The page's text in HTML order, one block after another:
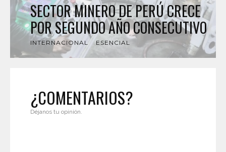
SECTOR MINERO DE PERÚ CRECE
POR SEGUNDO AÑO CONSECUTIVO
INTERNACIONAL ESENCIAL
¿COMENTARIOS?
Déjanos tu opinión.